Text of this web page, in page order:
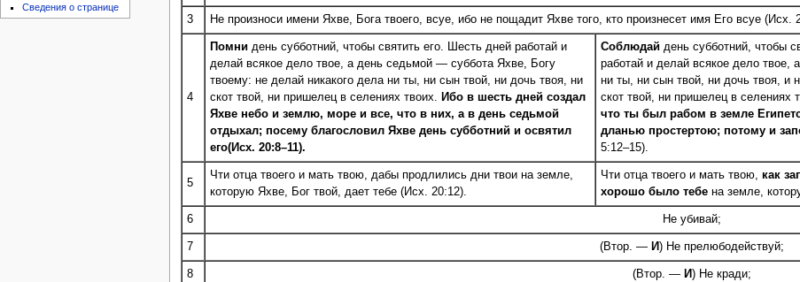
3 Не произноси имени Яхве, Бога твоего, всуе, ибо не пощадит Яхве того, кто произнесет имя Его всуе (Исх.
4
Помни день субботний, чтобы святить его. Шесть дней работай и
делай всякое дело твое, а день седьмой — суббота Яхве, Богу
твоему: не делай никакого дела ни ты, ни сын твой, ни дочь твоя, ни
скот твой, ни пришелец в селениях твоих. Ибо в шесть дней создал
Яхве небо и землю, море и все, что в них, а в день седьмой
отдыхал; посему благословил Яхве день субботний и освятил
его(Исх. 20:8–11).
Соблюдай день субботний, чтобы
работай и делай всякое дело твое,
ни ты, ни сын твой, ни дочь твоя, и
скот твой, ни пришелец в селениях
что ты был рабом в земле
дланью простертою; потому и
5:12–15).
5
Чти отца твоего и мать твою, дабы продлились дни твои на земле,
которую Яхве, Бог твой, дает тебе (Исх. 20:12).
Чти отца твоего и мать твою,как
хорошо было тебе на земле,
6 Не убивай;
7 (Втор. — И ) Не прелюбодействуй;
8 (Втор. — И ) Не кради;
Сведения о странице